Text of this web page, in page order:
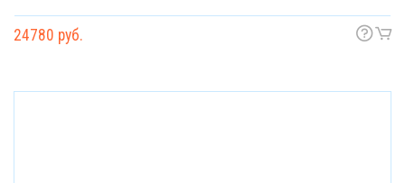
24780 руб.